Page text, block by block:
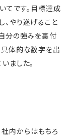
てです。目標達成
やり遂げること
分の強みを裏付
具体的な数字を出
ました。
社内からはもちろ